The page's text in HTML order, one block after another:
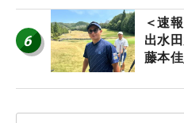
6
＜速
出水
藤本
JOYX